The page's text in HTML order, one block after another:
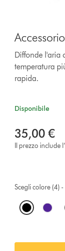
Diffonde l'aria
temperatura
rapida.
Disponibile
35,00 €
Il prezzo include
Scegli colore (4) -
O
t